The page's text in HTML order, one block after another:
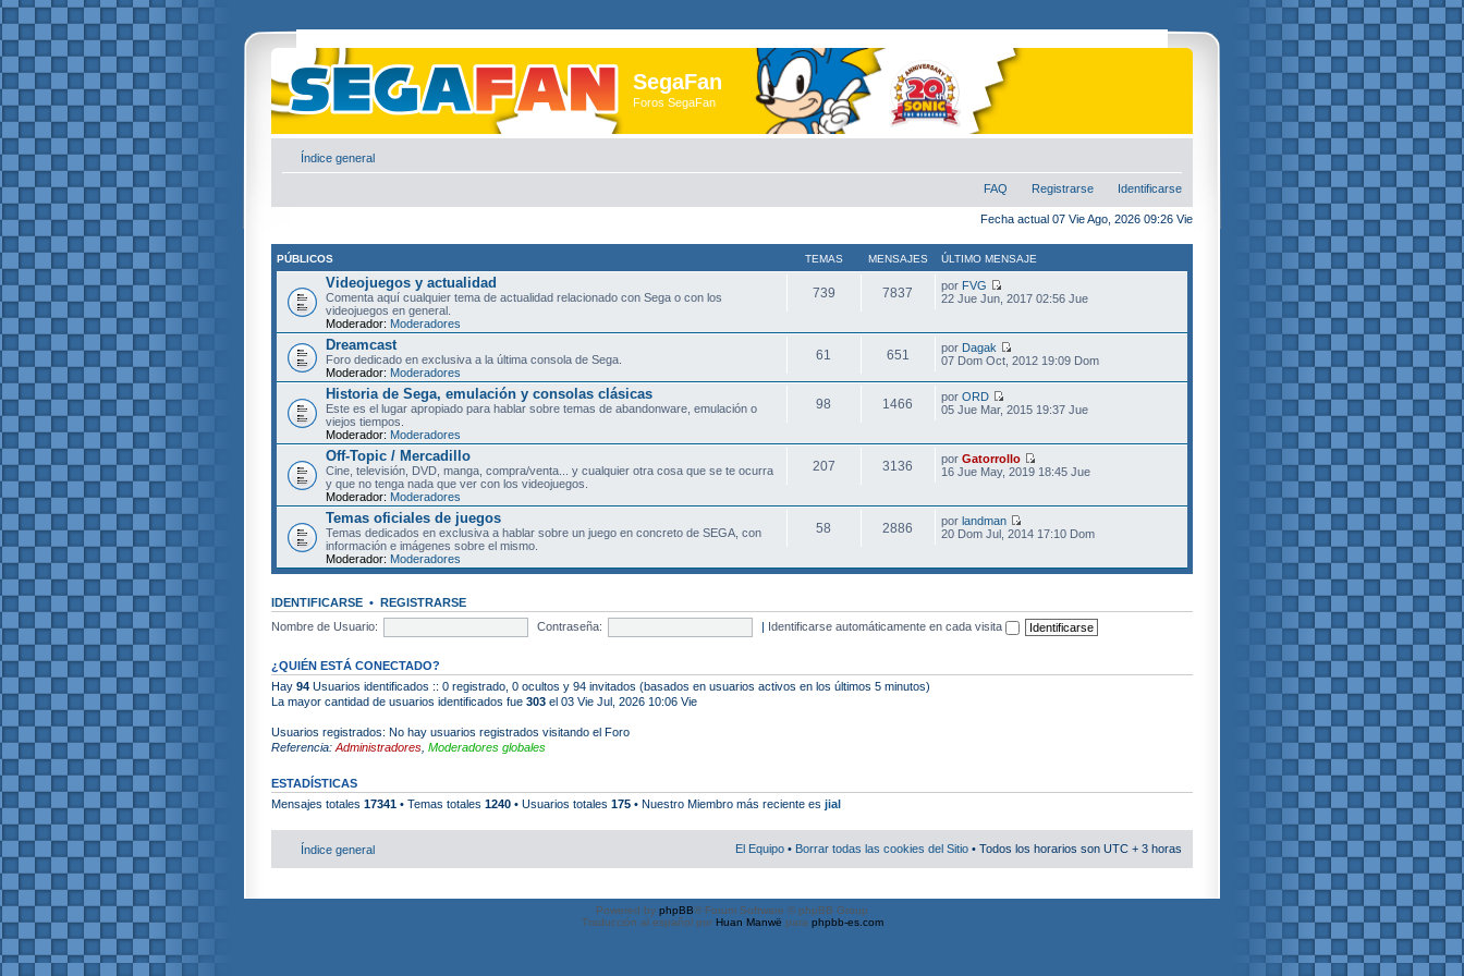
SegaFan
Foros SegaFan
Índice general
FAQ Registrarse Identificarse
Fecha actual 07 Vie Ago, 2026 09:26 Vie
PÚBLICOS TEMAS MENSAJES ÚLTIMO MENSAJE
Videojuegos y actualidad
Comenta aquí cualquier tema de actualidad relacionado con Sega o con los
videojuegos en general.
Moderador: Moderadores
739 7837 por FVG
22 Jue Jun, 2017 02:56 Jue
Dreamcast
Foro dedicado en exclusiva a la última consola de Sega.
Moderador: Moderadores
61 651 por Dagak
07 Dom Oct, 2012 19:09 Dom
Historia de Sega, emulación y consolas clásicas
Este es el lugar apropiado para hablar sobre temas de abandonware, emulación o
viejos tiempos.
Moderador: Moderadores
98 1466 por ORD
05 Jue Mar, 2015 19:37 Jue
Off-Topic / Mercadillo
Cine, televisión, DVD, manga, compra/venta... y cualquier otra cosa que se te ocurra
y que no tenga nada que ver con los videojuegos.
Moderador: Moderadores
207 3136 por Gatorrollo
16 Jue May, 2019 18:45 Jue
Temas oficiales de juegos
Temas dedicados en exclusiva a hablar sobre un juego en concreto de SEGA, con
información e imágenes sobre el mismo.
Moderador: Moderadores
58 2886 por landman
20 Dom Jul, 2014 17:10 Dom
IDENTIFICARSE • REGISTRARSE
Nombre de Usuario:
Contraseña: | Identificarse automáticamente en cada visita
¿QUIÉN ESTÁ CONECTADO?
Hay 94 Usuarios identificados :: 0 registrado, 0 ocultos y 94 invitados (basados en usuarios activos en los últimos 5 minutos)
La mayor cantidad de usuarios identificados fue 303 el 03 Vie Jul, 2026 10:06 Vie
Usuarios registrados: No hay usuarios registrados visitando el Foro
Referencia: Administradores Moderadores globales
ESTADÍSTICAS
Mensajes totales 17341 • Temas totales 1240 • Usuarios totales 175 • Nuestro Miembro más reciente es jial
Índice general El Equipo • Borrar todas las cookies del Sitio • Todos los horarios son UTC + 3 horas
Powered by phpBB® Forum Software © phpBB Group
Traducción al español por Huan Manwë para phpbb-es.com